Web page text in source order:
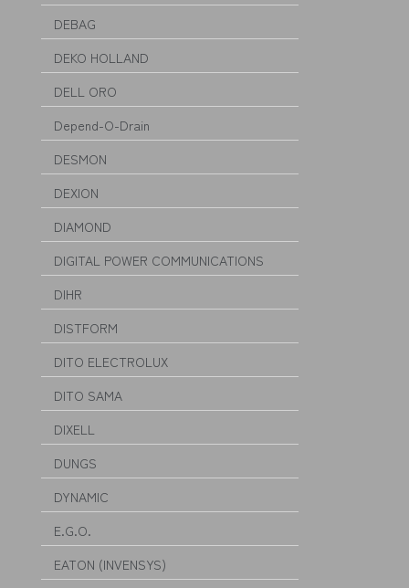
DEBAG
DEKO HOLLAND
DELL ORO
Depend-O-Drain
DESMON
DEXION
DIAMOND
DIGITAL POWER COMMUNICATIONS
DIHR
DISTFORM
DITO ELECTROLUX
DITO SAMA
DIXELL
DUNGS
DYNAMIC
E.G.O.
EATON (INVENSYS)